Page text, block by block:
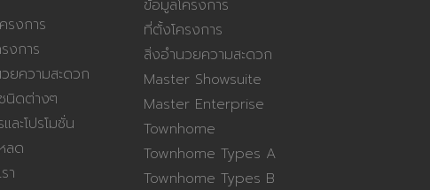
รงการ
งการ
ยความสะดวก
นิดต่างๆ
ละโปรโมชั่น
ลด
า
ข้อมูลโครงการ
ที่ตั้งโครงการ
สิ่งอำนวยความสะดวก
Master Showsuite
Master Enterprise
Townhome
Townhome Types A
Townhome Types B